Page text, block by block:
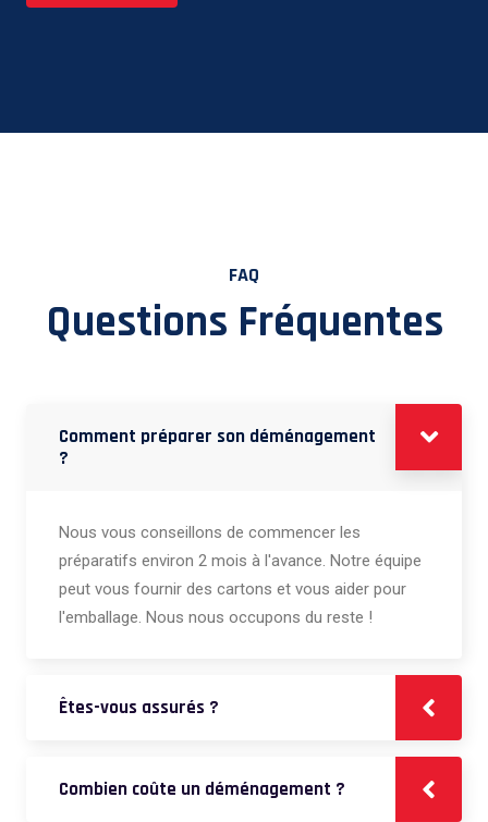
FAQ
Questions Fréquentes
Comment préparer son déménagement
?
Nous vous conseillons de commencer les
préparatifs environ 2 mois à l'avance. Notre équipe
peut vous fournir des cartons et vous aider pour
l'emballage. Nous nous occupons du reste !
Êtes-vous assurés ?
Combien coûte un déménagement ?